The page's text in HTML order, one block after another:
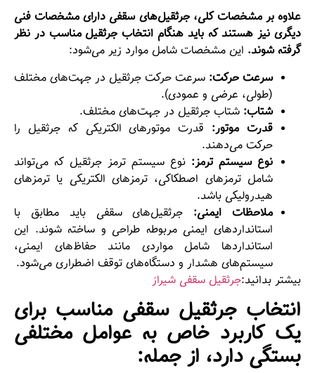
علاوه بر مشخصات کلی، جرثقیل‌های سقفی دارای مشخصات فنی
دیگری نیز هستند که باید هنگام انتخاب جرثقیل مناسب در نظر
گرفته شوند. این مشخصات شامل موارد زیر می‌شود:
سرعت حرکت: سرعت حرکت جرثقیل در جهت‌های مختلف
(طولی، عرضی و عمودی).
شتاب: شتاب جرثقیل در جهت‌های مختلف.
قدرت موتور: قدرت موتورهای الکتریکی که جرثقیل را
حرکت می‌دهند.
نوع سیستم ترمز: نوع سیستم ترمز جرثقیل که می‌تواند
شامل ترمزهای اصطکاکی، ترمزهای الکتریکی یا ترمزهای
هیدرولیکی باشد.
ملاحظات ایمنی: جرثقیل‌های سقفی باید مطابق با
استانداردهای ایمنی مربوطه طراحی و ساخته شوند. این
استانداردها شامل مواردی مانند حفاظ‌های ایمنی،
سیستم‌های هشدار و دستگاه‌های توقف اضطراری می‌شود.
بیشتر بدانید:جرثقیل سقفی شیراز
انتخاب جرثقیل سقفی مناسب برای
یک کاربرد خاص به عوامل مختلفی
بستگی دارد، از جمله: